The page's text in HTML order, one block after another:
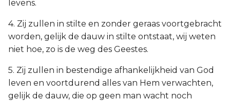
levens.
4. Zij zullen in stilte en zonder geraas voortgebracht
worden, gelijk de dauw in stilte ontstaat, wij weten
niet hoe, zo is de weg des Geestes.
5. Zij zullen in bestendige afhankelijkheid van God
leven en voortdurend alles van Hem verwachten,
gelijk de dauw, die op geen man wacht noch